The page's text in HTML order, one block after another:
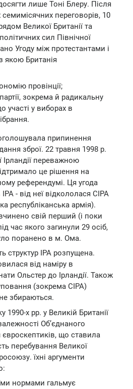
лише Тоні Блеру. Після
переговорів, 10
Великої Британії та
сил Північної
Угоду між протестантами і
якою Британія
провінції;
зокрема й радикальну
участі у виборах в
припинення
зброї. 22 травня 1998 р.
Ірландії переважною
це рішення на
референдумі. Ця угода
- від неї відкололася СІРА
республіканська армія).
свій перший (і поки
час якого загинули 29 осіб,
поранено в м. Ома.
структур ІРА розпущена.
від наміру в
Ольстер до Ірландії. Також
(зокрема СІРА)
збираються.
1990-х рр. у Великій Британії
Об’єднаного
євроскептиків, що ставила
перебування Великої
їхні аргументи
нормами гальмує